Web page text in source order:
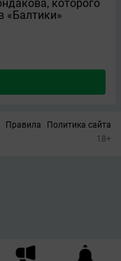
которого
«Балтики»
Правила
Политика сайта
18+